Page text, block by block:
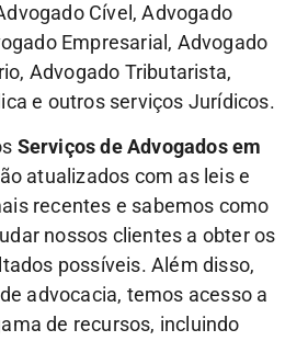
Cível, Advogado
Empresarial, Advogado
Advogado Tributarista,
e outros serviços Jurídicos.
Serviços de Advogados em
atualizados com as leis e
recentes e sabemos como
nossos clientes a obter os
possíveis. Além disso,
advocacia, temos acesso a
de recursos, incluindo